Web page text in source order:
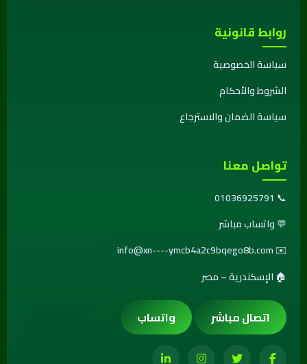
روابط قانونية
سياسة الخصوصية
الشروط والأحكام
سياسة الضمان والاسترجاع
تواصل معنا
📞
01036925791
💬واتساب مباشر
✉️
info@xn----ymcb4a2c9bqego8b.com
🏠 الإسكندرية – مصر
اتصال مباشر واتساب